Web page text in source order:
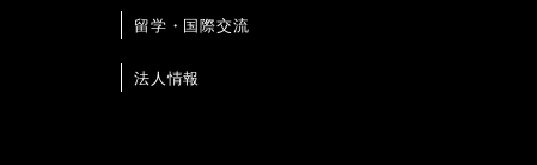
留学・国際交流
法人情報